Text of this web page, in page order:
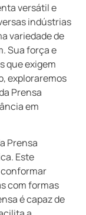
versátil e
indústrias
variedade de
Sua força e
que exigem
exploraremos
Prensa
em
Prensa
Este
com formas
é capaz de